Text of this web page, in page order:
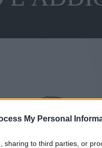
My Personal
sharing to third parties, or